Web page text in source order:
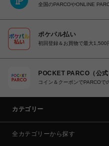
全国のPARCOやONLINE
ポケパル払い
初回登録＆お買物で最大1,500
POCKET PARCO（公式
コイン＆クーポンでPARCOで
カテゴリー
全カテゴリーから探す